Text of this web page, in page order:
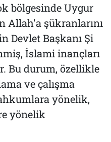
bölgesinde Uygur
Allah'a şükranlarını
Devlet Başkanı Şi
İslami inançları
Bu durum, özellikle
ve çalışma
yönelik,
yönelik